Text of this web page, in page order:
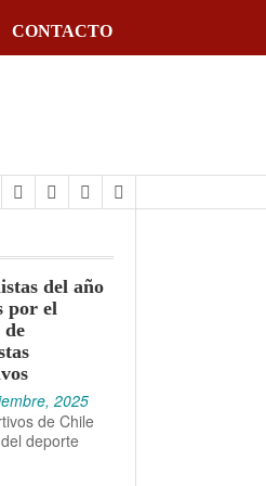
CONTACTO
del año
por el
2025
de Chile
deporte